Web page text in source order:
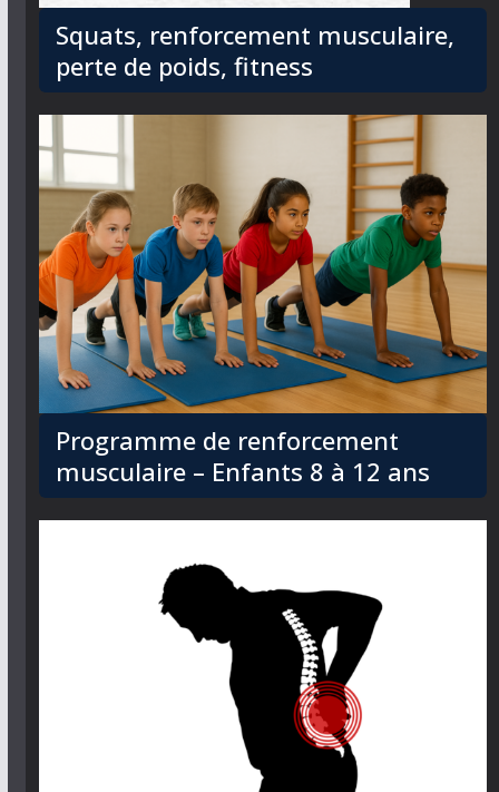
Squats, renforcement musculaire,
perte de poids, fitness
Programme de renforcement
musculaire – Enfants 8 à 12 ans